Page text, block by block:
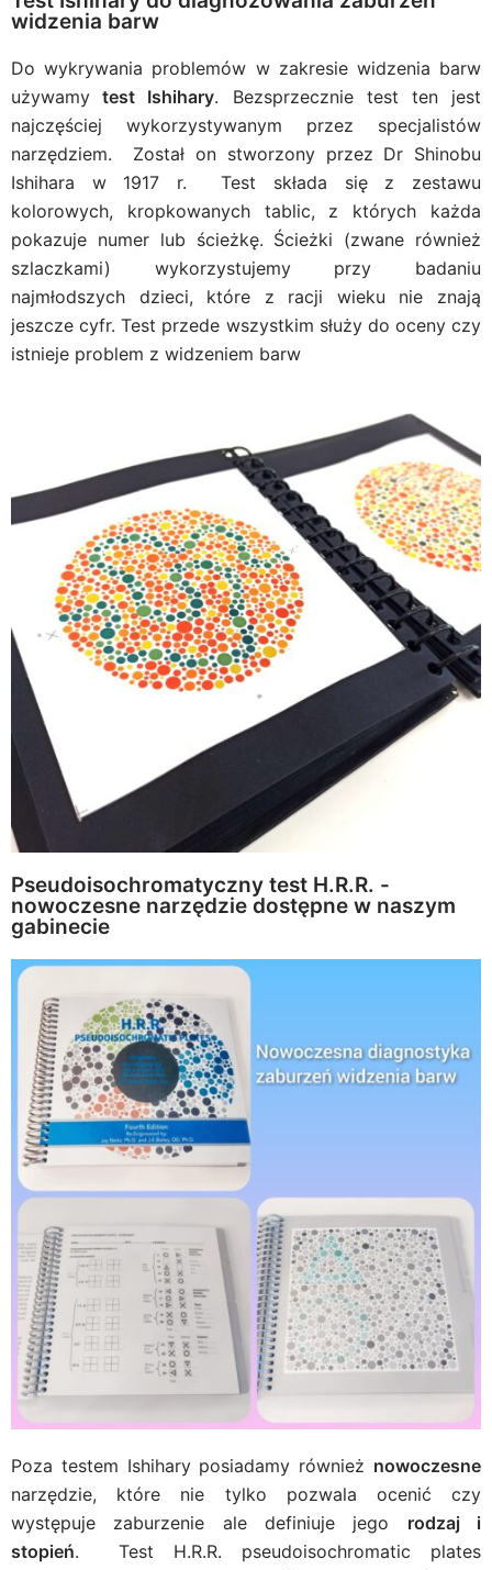
widzenia barw
Do wykrywania problemów w zakresie widzenia barw
używamy test Ishihary. Bezsprzecznie test ten jest
najczęściej wykorzystywanym przez specjalistów
narzędziem. Został on stworzony przez Dr Shinobu
Ishihara w 1917 r. Test składa się z zestawu
kolorowych, kropkowanych tablic, z których każda
pokazuje numer lub ścieżkę. Ścieżki (zwane również
szlaczkami) wykorzystujemy przy badaniu
najmłodszych dzieci, które z racji wieku nie znają
jeszcze cyfr. Test przede wszystkim służy do oceny czy
istnieje problem z widzeniem barw
Pseudoisochromatyczny test H.R.R. -
nowoczesne narzędzie dostępne w naszym
gabinecie
Poza testem Ishihary posiadamy również nowoczesne
narzędzie, które nie tylko pozwala ocenić czy
występuje zaburzenie ale definiuje jego rodzaj i
stopień. Test H.R.R. pseudoisochromatic plates